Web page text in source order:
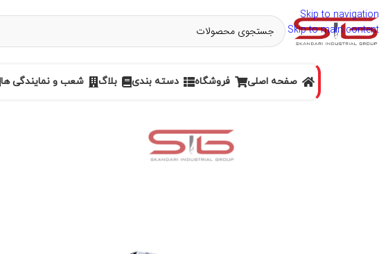
Skip to navigation
Skip to main content
صفحه اصلی فروشگاه دسته بندی بلاگ شعب و نمایندگی ها